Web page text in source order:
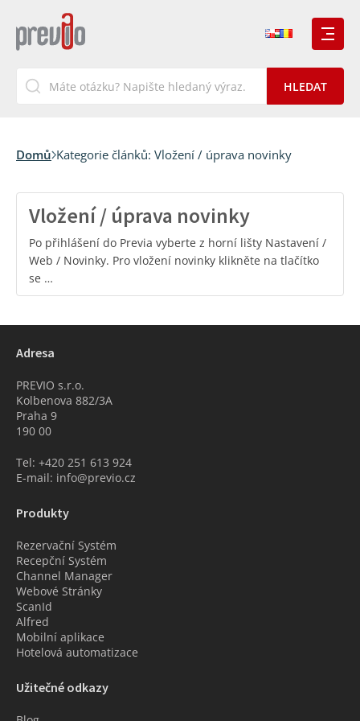
Domů Kategorie článků: Vložení / úprava novinky
Vložení / úprava novinky
Po přihlášení do Previa vyberte z horní lišty Nastavení /
Web / Novinky. Pro vložení novinky klikněte na tlačítko
se …
Adresa
PREVIO s.r.o.
Kolbenova 882/3A
Praha 9
190 00
Tel: +420 251 613 924
E-mail: info@previo.cz
Produkty
Rezervační Systém
Recepční Systém
Channel Manager
Webové Stránky
ScanId
Alfred
Mobilní aplikace
Hotelová automatizace
Užitečné odkazy